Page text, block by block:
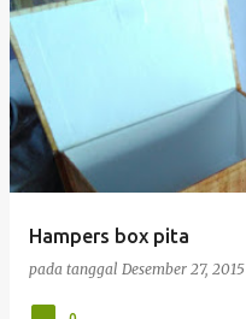
Hampers box pita
pada tanggal Desember 27, 2015